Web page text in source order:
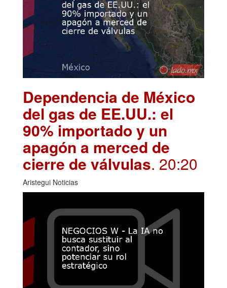
Dependencia de México
del gas de EE.UU.: el
90% importado y un
apagón a merced de
cierre de válvulas. 20:20
Aristegui Noticias